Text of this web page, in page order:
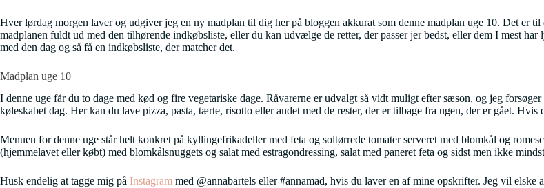
Hver lørdag morgen laver og udgiver jeg en ny madplan til dig her på bloggen akkurat som denne madplan uge 10. Det er
madplanen fuldt ud med den tilhørende indkøbsliste, eller du kan udvælge de retter, der passer jer bedst, eller dem I mest
med den dag og så få en indkøbsliste, der matcher det.
Madplan uge 10
I denne uge får du to dage med kød og fire vegetariske dage. Råvarerne er udvalgt så vidt muligt efter sæson, og jeg
køleskabet dag. Her kan du lave pizza, pasta, tærte, risotto eller andet med de rester, der er tilbage fra ugen, der er gået.
Menuen for denne uge står helt konkret på kyllingefrikadeller med feta og soltørrede tomater serveret med blomkål og
(hjemmelavet eller købt) med blomkålsnuggets og salat med estragondressing, salat med paneret feta og sidst men ikke
Husk endelig at tagge mig på Instagram med @annabartels eller #annamad, hvis du laver en af mine opskrifter. Jeg vil elske